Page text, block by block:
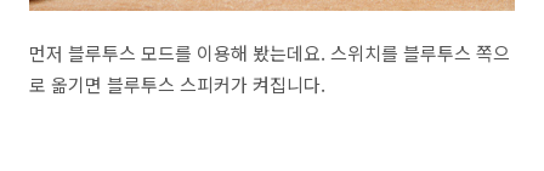
먼저 블루투스 모드를 이용해 봤는데요. 스위치를 블루투스 쪽으
로 옮기면 블루투스 스피커가 켜집니다.